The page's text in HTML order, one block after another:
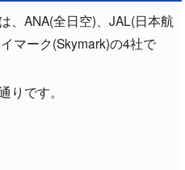
、ANA(全日空)、JAL(日本航
マーク(Skymark)の4社で
りです。